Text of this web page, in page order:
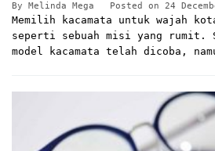
By Melinda Mega Posted on 24
Memilih kacamata untuk wajah
seperti sebuah misi yang rumit.
model kacamata telah dicoba,